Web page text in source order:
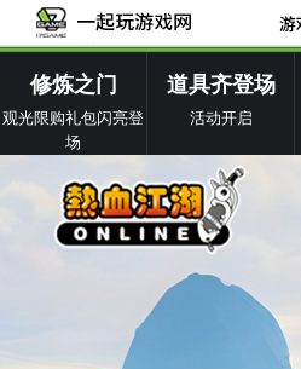
修炼之门
观光限购礼包闪亮登
场
道具齐登场
活动开启